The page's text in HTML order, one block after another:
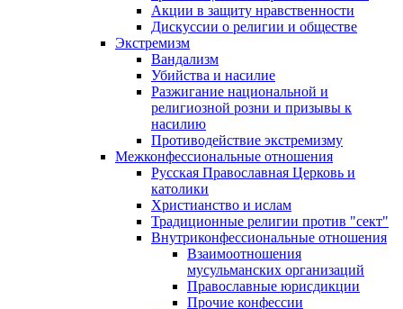
Акции в защиту нравственности
Дискуссии о религии и обществе
Экстремизм
Вандализм
Убийства и насилие
Разжигание национальной и
религиозной розни и призывы к
насилию
Противодействие экстремизму
Межконфессиональные отношения
Русская Православная Церковь и
католики
Христианство и ислам
Традиционные религии против "сект"
Внутриконфессиональные отношения
Взаимоотношения
мусульманских организаций
Православные юрисдикции
Прочие конфессии